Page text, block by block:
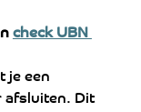
check UBN
je een
Dit